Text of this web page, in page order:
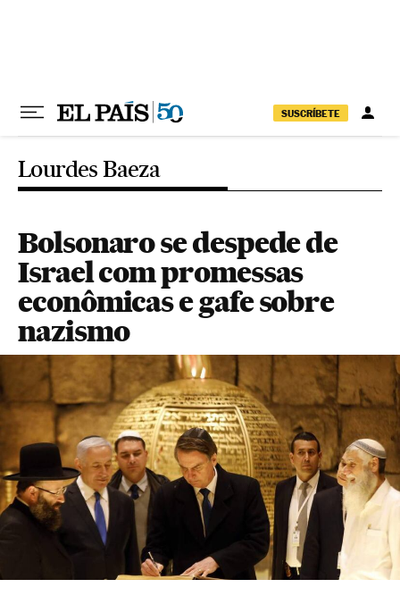
SUSCRÍBETE
Lourdes Baeza
Bolsonaro se despede de
Israel com promessas
econômicas e gafe sobre
nazismo